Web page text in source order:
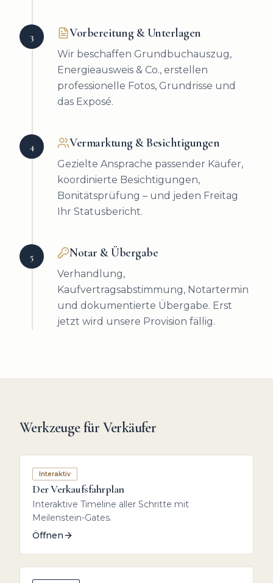
3 Vorbereitung & Unterlagen
Wir beschaffen Grundbuchauszug,
Energieausweis & Co., erstellen
professionelle Fotos, Grundrisse und
das Exposé.
4 Vermarktung & Besichtigungen
Gezielte Ansprache passender Käufer,
koordinierte Besichtigungen,
Bonitätsprüfung – und jeden Freitag
Ihr Statusbericht.
5 Notar & Übergabe
Verhandlung,
Kaufvertragsabstimmung, Notartermin
und dokumentierte Übergabe. Erst
jetzt wird unsere Provision fällig.
Werkzeuge für Verkäufer
Interaktiv
Der Verkaufsfahrplan
Interaktive Timeline aller Schritte mit
Meilenstein-Gates.
Öffnen